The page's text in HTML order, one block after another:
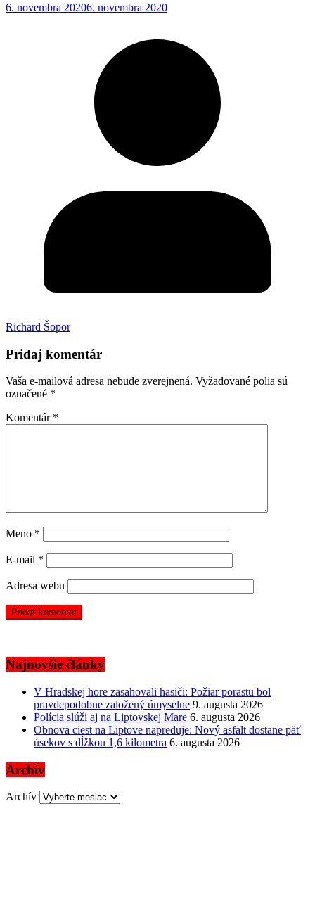
6. novembra 20206. novembra 2020
Richard Šopor
Pridaj komentár
Vaša e-mailová adresa nebude zverejnená. Vyžadované polia sú
označené *
Komentár *
Meno *
E-mail *
Adresa webu
Najnovšie články
V Hradskej hore zasahovali hasiči: Požiar porastu bol
pravdepodobne založený úmyselne 9. augusta 2026
Polícia slúži aj na Liptovskej Mare 6. augusta 2026
Obnova ciest na Liptove napreduje: Nový asfalt dostane päť
úsekov s dĺžkou 1,6 kilometra 6. augusta 2026
Archív
Archív